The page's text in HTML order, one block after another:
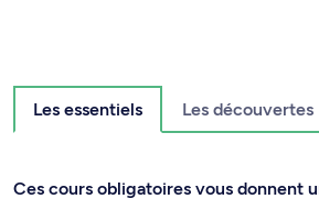
Les essentiels Les découvertes
Ces cours obligatoires vous donnent